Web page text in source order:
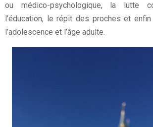
ou médico-psychologique, la lutte
l’éducation, le répit des proches et
l’adolescence et l’âge adulte.